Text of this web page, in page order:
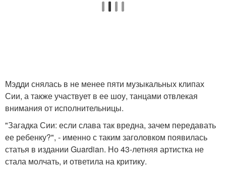
Мэдди снялась в не менее пяти музыкальных клипах
Сии, а также участвует в ее шоу, танцами отвлекая
внимания от исполнительницы.
"Загадка Сии: если слава так вредна, зачем передавать
ее ребенку?", - именно с таким заголовком появилась
статья в издании Guardian. Но 43-летняя артистка не
стала молчать, и ответила на критику.